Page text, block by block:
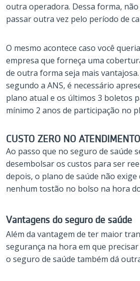
outra operadora. Dessa forma,
passar outra vez pelo período de
O mesmo acontece caso você
empresa que forneça uma
de outra forma seja mais
segundo a ANS, é necessário
plano atual e os últimos 3 boletos
mínimo 2 anos de participação no
CUSTO ZERO NO ATENDIMENTO
Ao passo que no seguro de saúde
desembolsar os custos para ser
depois, o plano de saúde não exige
nenhum tostão no bolso na hora
Vantagens do seguro de saúde
Além da vantagem de ter maior
segurança na hora em que
o seguro de saúde também dá